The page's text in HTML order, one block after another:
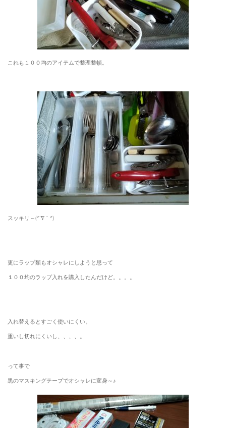
これも１００均のアイテムで整理整頓。
スッキリ～(*´∇｀*)
更にラップ類もオシャレにしようと思って
１００均のラップ入れを購入したんだけど。。。。
入れ替えるとすごく使いにくい。
重いし切れにくいし、、、、。
って事で
黒のマスキングテープでオシャレに変身～♪